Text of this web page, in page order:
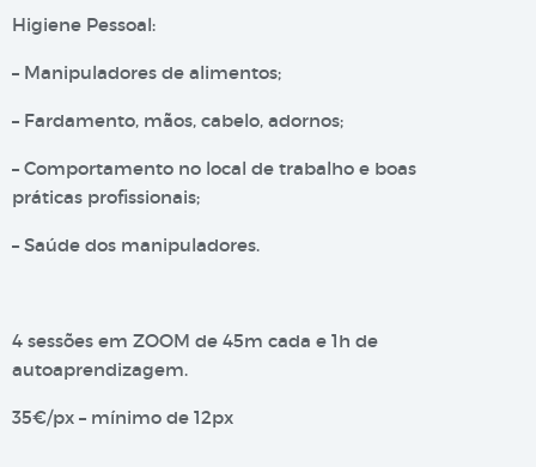
Higiene Pessoal:
– Manipuladores de alimentos;
– Fardamento, mãos, cabelo, adornos;
– Comportamento no local de trabalho e boas
práticas profissionais;
– Saúde dos manipuladores.
4 sessões em ZOOM de 45m cada e 1h de
autoaprendizagem.
35€/px – mínimo de 12px